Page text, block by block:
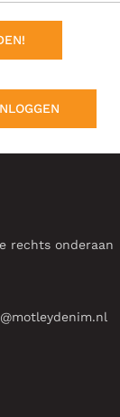
rechts onderaan